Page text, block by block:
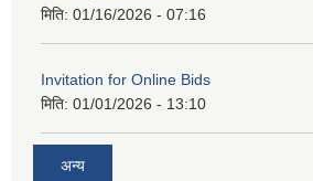
मिति: 01/16/2026 - 07:16
Invitation for Online Bids
मिति: 01/01/2026 - 13:10
अन्य